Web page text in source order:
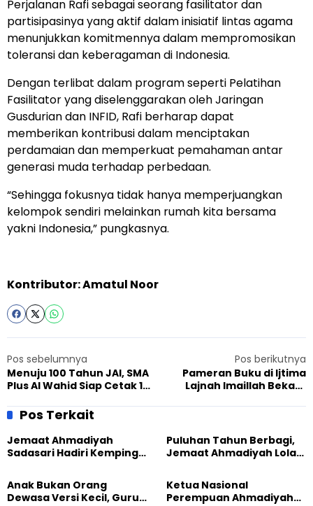
Perjalanan Rafi sebagai seorang fasilitator dan
partisipasinya yang aktif dalam inisiatif lintas agama
menunjukkan komitmennya dalam mempromosikan
toleransi dan keberagaman di Indonesia.
Dengan terlibat dalam program seperti Pelatihan
Fasilitator yang diselenggarakan oleh Jaringan
Gusdurian dan INFID, Rafi berharap dapat
memberikan kontribusi dalam menciptakan
perdamaian dan memperkuat pemahaman antar
generasi muda terhadap perbedaan.
“Sehingga fokusnya tidak hanya memperjuangkan
kelompok sendiri melainkan rumah kita bersama
yakni Indonesia,” pungkasnya.
Kontributor: Amatul Noor
Pos sebelumnya
Menuju 100 Tahun JAI, SMA
Plus Al Wahid Siap Cetak 100
Pos berikutnya
Pameran Buku di Ijtima
Lajnah Imaillah Bekasi:
Membaca di Era Digital
Pos Terkait
Jemaat Ahmadiyah
Sadasari Hadiri Kemping
Majalengka
Puluhan Tahun Berbagi,
Jemaat Ahmadiyah Lolak
Sembako kepada Warga
Anak Bukan Orang
Dewasa Versi Kecil, Guru
Ketua Nasional
Perempuan Ahmadiyah